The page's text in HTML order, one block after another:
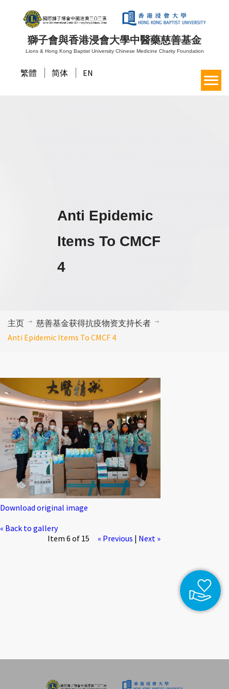
獅子會與香港浸會大學中醫藥慈善基金
Lions & Hong Kong Baptist University Chinese Medicine Charity Foundation
繁體 简体 EN
Anti Epidemic
Items To CMCF
4
主页
慈善基金获得抗疫物资支持长者
Anti Epidemic Items To CMCF 4
Download original image
« Back to gallery
Item 6 of 15
« Previous | Next »